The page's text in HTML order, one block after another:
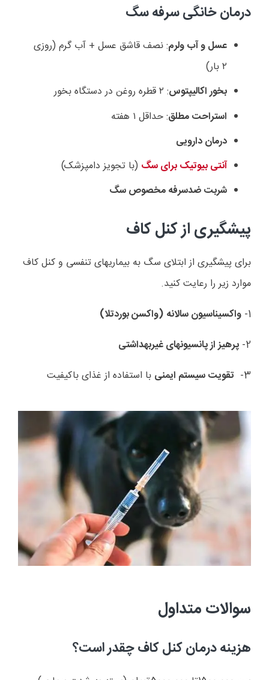
درمان خانگی سرفه سگ
عسل و آب ولرم: نصف قاشق عسل + آب گرم (روزی
۲ بار)
بخور اکالیپتوس: ۲ قطره روغن در دستگاه بخور
استراحت مطلق: حداقل ۱ هفته
درمان دارویی
آنتی بیوتیک برای سگ (با تجویز دامپزشک)
شربت ضدسرفه مخصوص سگ
پیشگیری از کنل کاف
برای پیشگیری از ابتلای سگ به بیماریهای تنفسی و کنل کاف
موارد زیر را رعایت کنید.
1- واکسیناسیون سالانه (واکسن بوردتلا)
2- پرهیز از پانسیونهای غیربهداشتی
3-
تقویت سیستم ایمنی با استفاده از غذای باکیفیت
سوالات متداول
هزینه درمان کنل کاف چقدر است؟